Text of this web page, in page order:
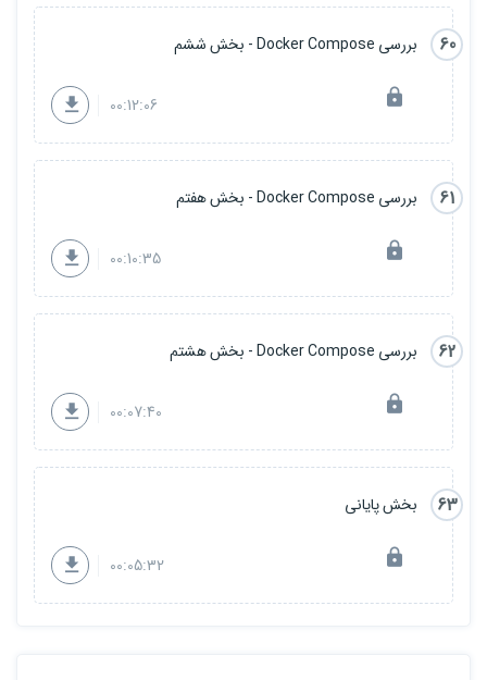
60 بررسی Docker Compose - بخش ششم
00:12:06
61 بررسی Docker Compose - بخش هفتم
00:10:35
62 بررسی Docker Compose - بخش هشتم
00:07:40
63 بخش پایانی
00:05:32